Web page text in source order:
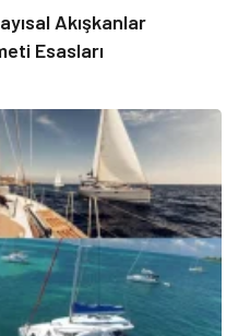
Akışkanlar
Esasları